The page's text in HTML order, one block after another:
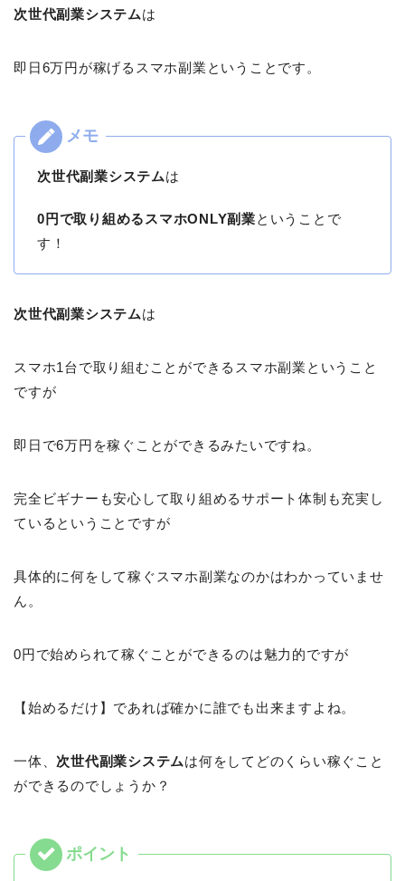
次世代副業システムは
即日6万円が稼げるスマホ副業ということです。
次世代副業システムは
0円で取り組めるスマホONLY副業ということで
す！
次世代副業システムは
スマホ1台で取り組むことができるスマホ副業ということ
ですが
即日で6万円を稼ぐことができるみたいですね。
完全ビギナーも安心して取り組めるサポート体制も充実し
ているということですが
具体的に何をして稼ぐスマホ副業なのかはわかっていませ
ん。
0円で始められて稼ぐことができるのは魅力的ですが
【始めるだけ】であれば確かに誰でも出来ますよね。
一体、次世代副業システムは何をしてどのくらい稼ぐこと
ができるのでしょうか？